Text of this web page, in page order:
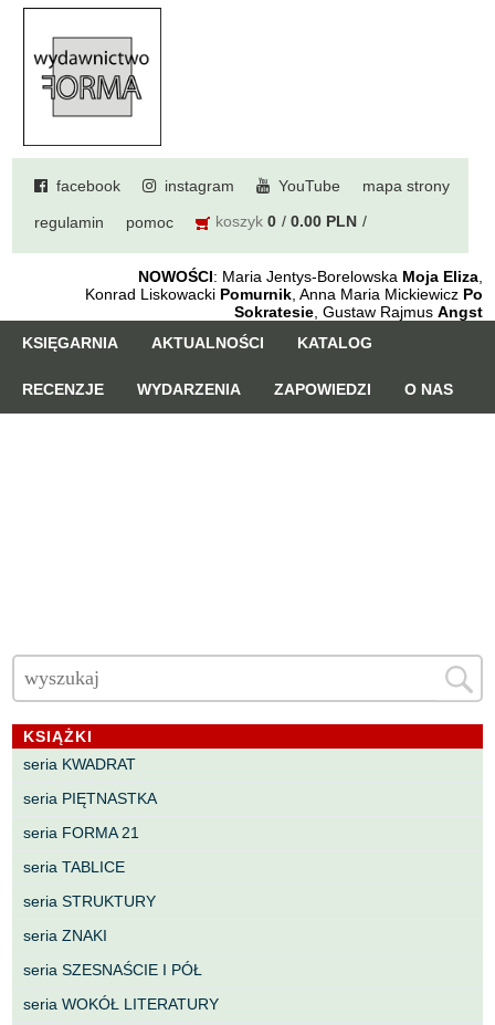
facebook instagram YouTube mapa strony
regulamin pomoc koszyk 0 0.00 PLN
NOWOŚCI: Maria Jentys-Borelowska Moja Eliza,
Konrad Liskowacki Pomurnik, Anna Maria Mickiewicz Po
Sokratesie, Gustaw Rajmus Angst
KSIĘGARNIA
AKTUALNOŚCI KATALOG
RECENZJE WYDARZENIA ZAPOWIEDZI O NAS
KSIĄŻKI
seria KWADRAT
seria PIĘTNASTKA
seria FORMA 21
seria TABLICE
seria STRUKTURY
seria ZNAKI
seria SZESNAŚCIE I PÓŁ
seria WOKÓŁ LITERATURY